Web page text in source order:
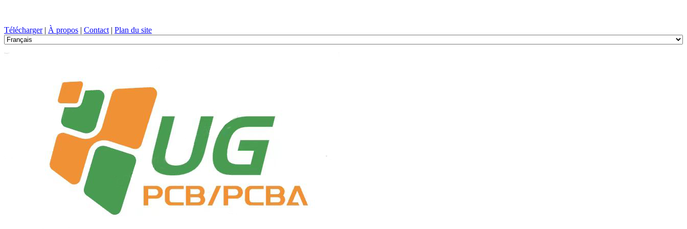
Télécharger| À propos | Contact | Plan du site